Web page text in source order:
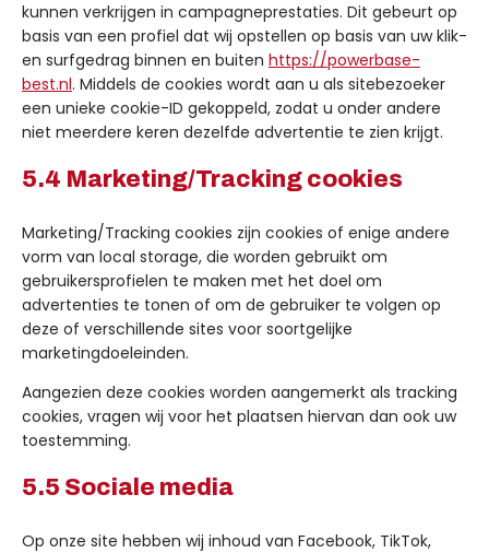
kunnen verkrijgen in campagneprestaties. Dit gebeurt op
basis van een profiel dat wij opstellen op basis van uw klik-
en surfgedrag binnen en buiten https://powerbase-
best.nl. Middels de cookies wordt aan u als sitebezoeker
een unieke cookie-ID gekoppeld, zodat u onder andere
niet meerdere keren dezelfde advertentie te zien krijgt.
5.4 Marketing/Tracking cookies
Marketing/Tracking cookies zijn cookies of enige andere
vorm van local storage, die worden gebruikt om
gebruikersprofielen te maken met het doel om
advertenties te tonen of om de gebruiker te volgen op
deze of verschillende sites voor soortgelijke
marketingdoeleinden.
Aangezien deze cookies worden aangemerkt als tracking
cookies, vragen wij voor het plaatsen hiervan dan ook uw
toestemming.
5.5 Sociale media
Op onze site hebben wij inhoud van Facebook, TikTok,